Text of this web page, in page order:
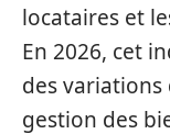
locataires et
En 2026, cet
des
gestion des